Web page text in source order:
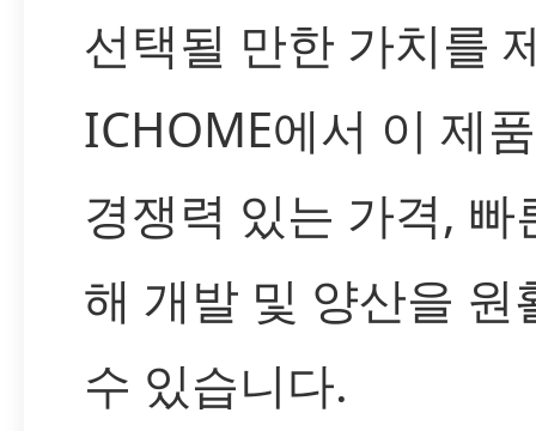
선택될 만한 가치를
ICHOME에서 이 제
경쟁력 있는 가격, 빠
해 개발 및 양산을 원
수 있습니다.